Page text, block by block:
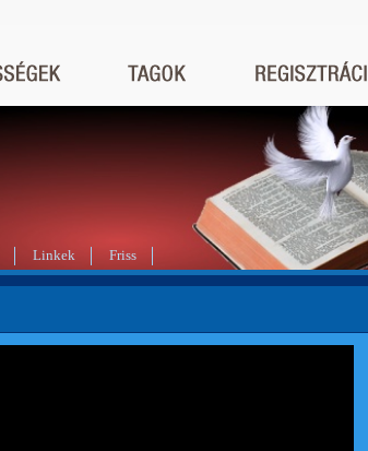
Linkek Friss